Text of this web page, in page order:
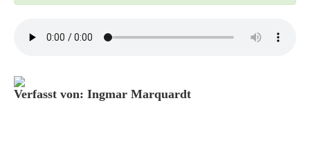
Verfasst von: Ingmar Marquardt